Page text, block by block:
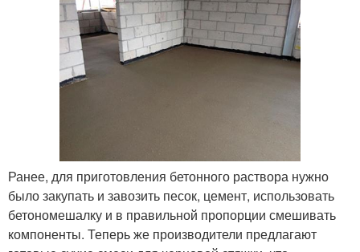
Ранее, для приготовления бетонного раствора нужно
было закупать и завозить песок, цемент, использовать
бетономешалку и в правильной пропорции смешивать
компоненты. Теперь же производители предлагают